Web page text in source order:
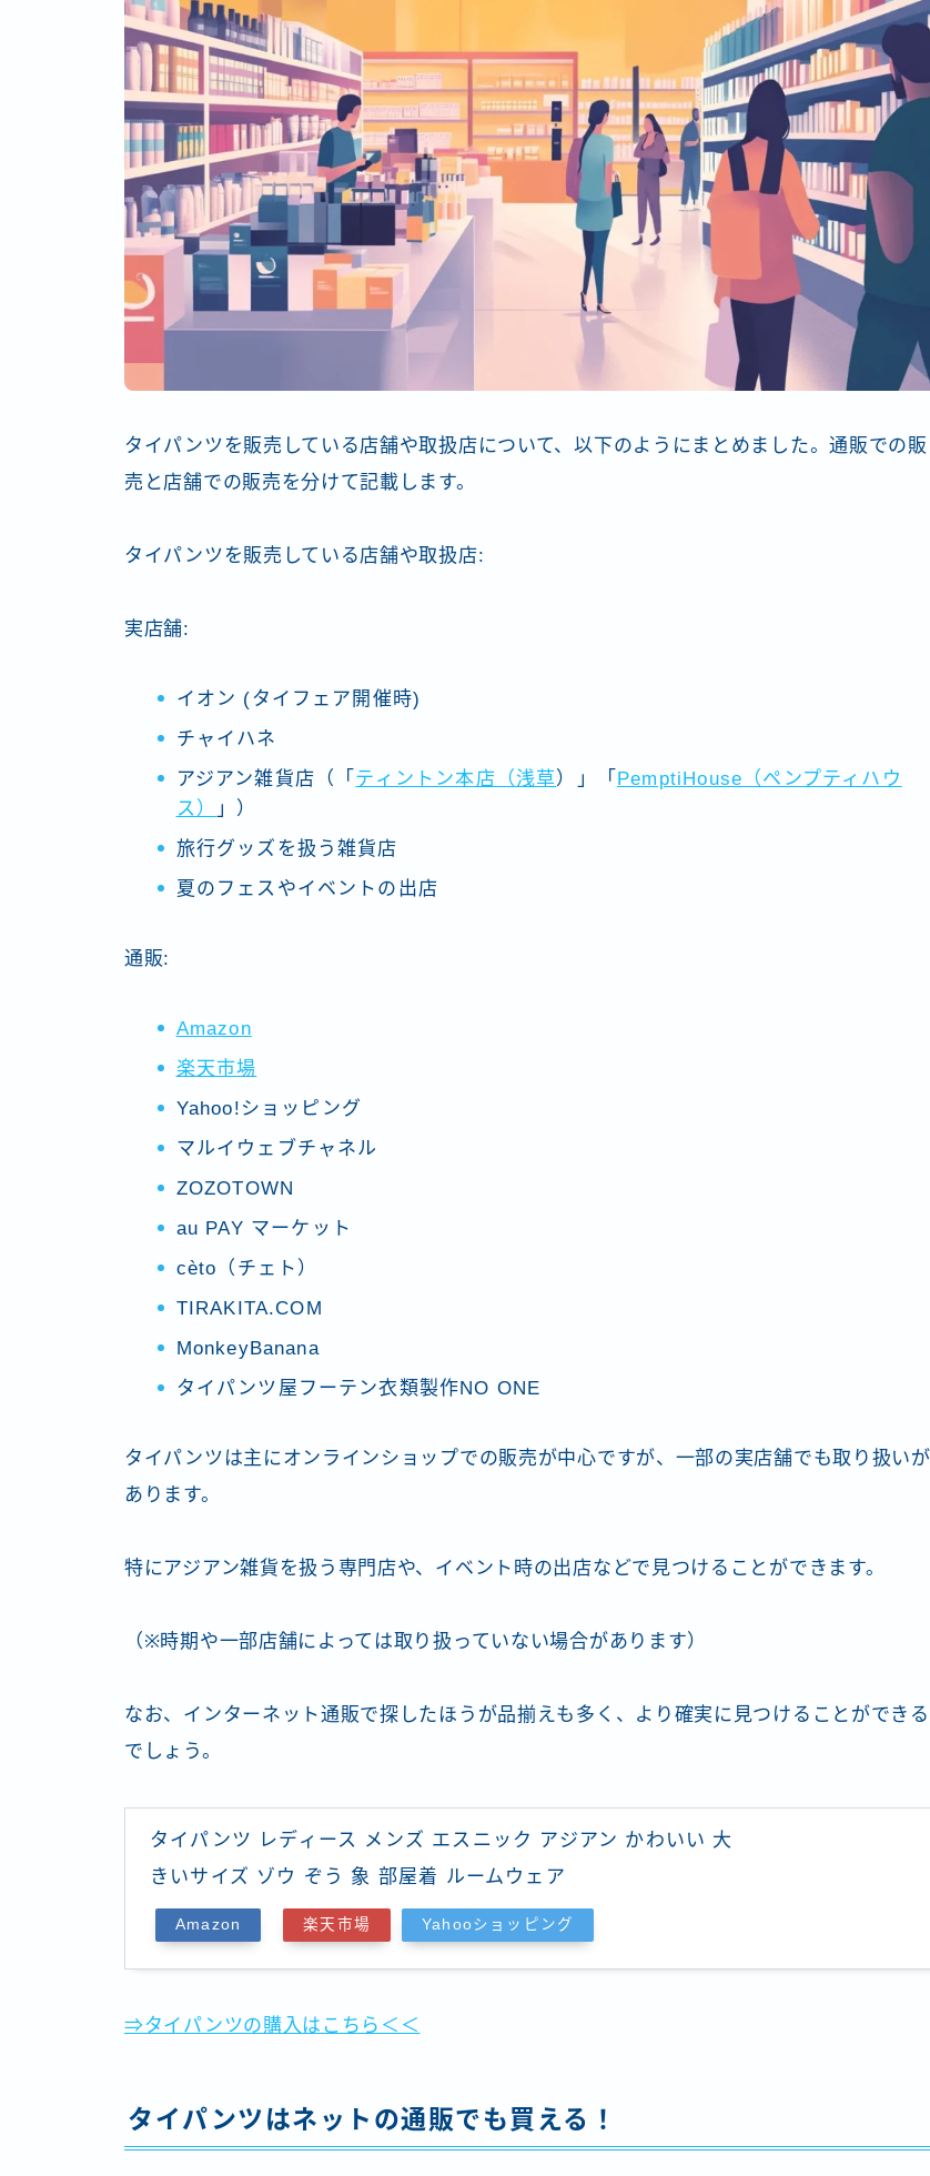
タイパンツを販売している店舗や取扱店について、以下のようにまとめました。通販での販
売と店舗での販売を分けて記載します。
タイパンツを販売している店舗や取扱店:
実店舗:
イオン (タイフェア開催時)
チャイハネ
アジアン雑貨店（「 ティントン本店（浅草）」「 PemptiHouse（ペンプティハウ
ス）
」）
旅行グッズを扱う雑貨店
夏のフェスやイベントの出店
通販:
Amazon
楽天市場
Yahoo!ショッピング
マルイウェブチャネル
ZOZOTOWN
au PAY マーケット
cèto（チェト）
TIRAKITA.COM
MonkeyBanana
タイパンツ屋フーテン衣類製作NO ONE
タイパンツは主にオンラインショップでの販売が中心ですが、一部の実店舗でも取り扱いが
あります。
特にアジアン雑貨を扱う専門店や、イベント時の出店などで見つけることができます。
（※時期や一部店舗によっては取り扱っていない場合があります）
なお、インターネット通販で探したほうが品揃えも多く、より確実に見つけることができる
でしょう。
タイパンツ レディース メンズ エスニック アジアン かわいい 大
きいサイズ ゾウ ぞう 象 部屋着 ルームウェア
Amazon 楽天市場 Yahooショッピング
⇒タイパンツの購入はこちら＜＜
タイパンツはネットの通販でも買える！